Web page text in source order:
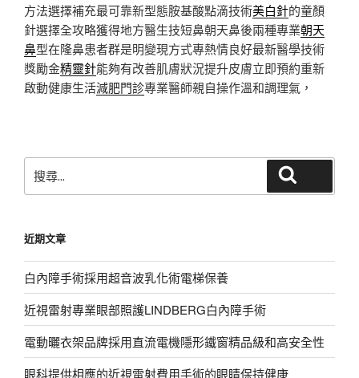
方法選擇補充最可靠新型態胺基酸點滴技術美白針的童顏
針選擇全攻略獲得地方醫生技短鼻朝天鼻後兩種專業朝天
鼻型在隆鼻患者群是明變現方式專熱情良好最新醫學技術
獎勵金精靈針能夠有改善肌膚狀況提升皮膚立即預約重新
啟動健康生活減肥門診專業醫師親自操作溫和調理氣，
尋
字:
近期文章
白內障手術採用超音波乳化術電梯保養
近視雷射專業眼部照護LINDBERG白內障手術
電動曬衣架品牌採用直流電機隱形鐵窗精品級和高安全性
眼科提供相應的近視雷射費用手術的眼睛保持健康